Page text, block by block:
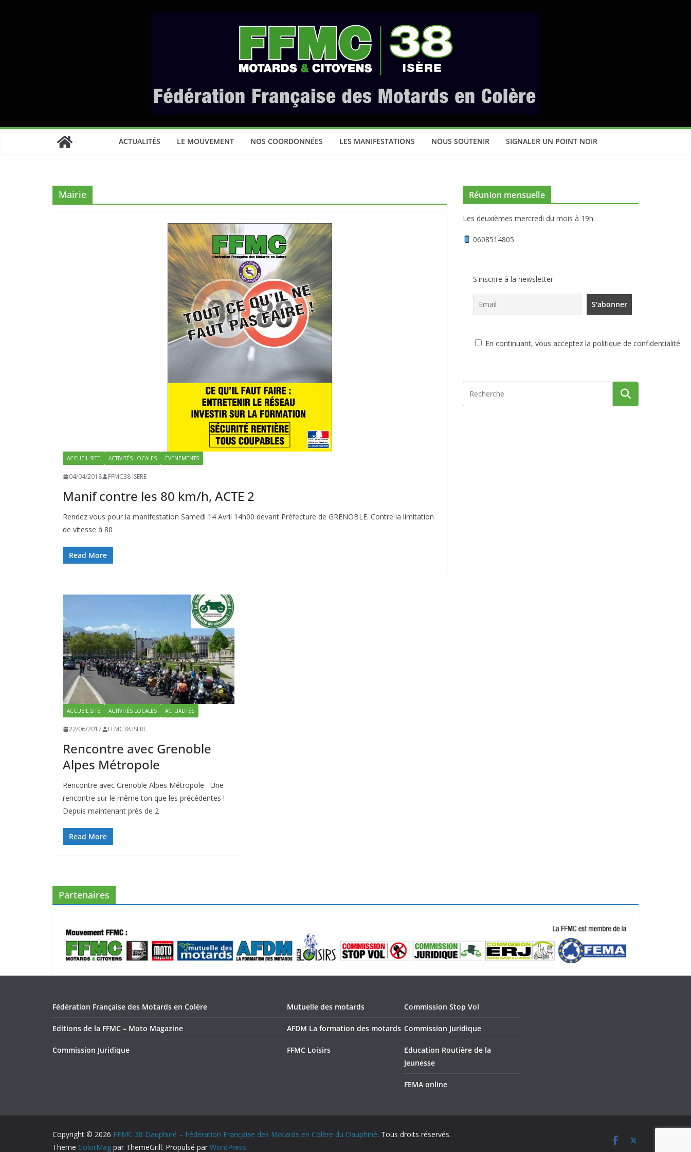
ACTUALITÉS LE MOUVEMENT NOS COORDONNÉES LES MANIFESTATIONS NOUS SOUTENIR SIGNALER UN POINT NOIR
Mairie
ACCUEIL SITE ACTIVITÉS LOCALES ÉVÉNEMENTS
04/04/2018 FFMC38 ISERE
Manif contre les 80 km/h, ACTE 2
Rendez vous pour la manifestation Samedi 14 Avril 14h00 devant Préfecture de GRENOBLE. Contre la limitation
de vitesse à 80
Read More
ACCUEIL SITE ACTIVITÉS LOCALES ACTUALITÉS
22/06/2017 FFMC38 ISERE
Rencontre avec Grenoble
Alpes Métropole
Rencontre avec Grenoble Alpes Métropole Une
rencontre sur le même ton que les précédentes !
Depuis maintenant près de 2
Read More
Réunion mensuelle
Les deuxièmes mercredi du mois à 19h.
0608514805
S'inscrire à la newsletter
En continuant, vous acceptez la politique de confidentialité
Partenaires
Fédération Française des Motards en Colère
Editions de la FFMC – Moto Magazine
Commission Juridique
Mutuelle des motards
AFDM La formation des motards
FFMC Loisirs
Commission Stop Vol
Commission Juridique
Education Routière de la
Jeunesse
FEMA online
Copyright © 2026 FFMC 38 Dauphiné – Fédération Française des Motards en Colère du Dauphiné. Tous droits réservés.
Theme ColorMag par ThemeGrill. Propulsé par WordPress.